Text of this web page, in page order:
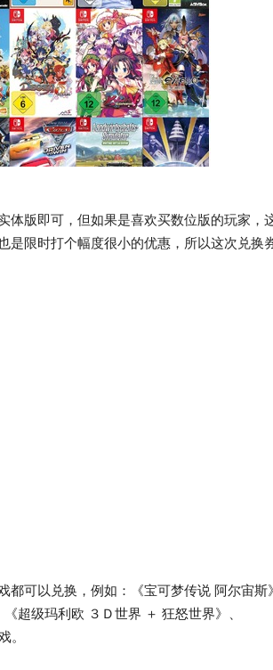
版即可，但如果是喜欢买数位版的玩家，
是限时打个幅度很小的优惠，所以这次兑换
可以兑换，例如：《宝可梦传说 阿尔宙斯
超级玛利欧 ３Ｄ世界 ＋ 狂怒世界》、
。